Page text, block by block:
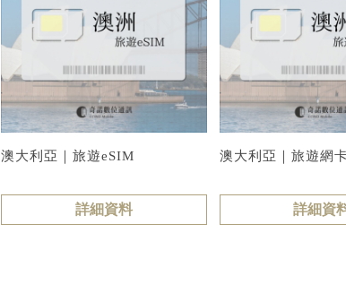
澳大利亞｜旅遊eSIM
詳細資料
澳大利亞｜旅遊網
詳細資